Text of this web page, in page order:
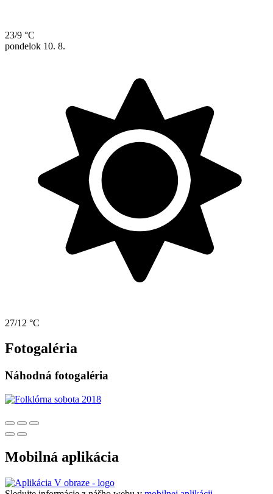
23/9 °C
pondelok 10. 8.
27/12 °C
Fotogaléria
Náhodná fotogaléria
Mobilná aplikácia